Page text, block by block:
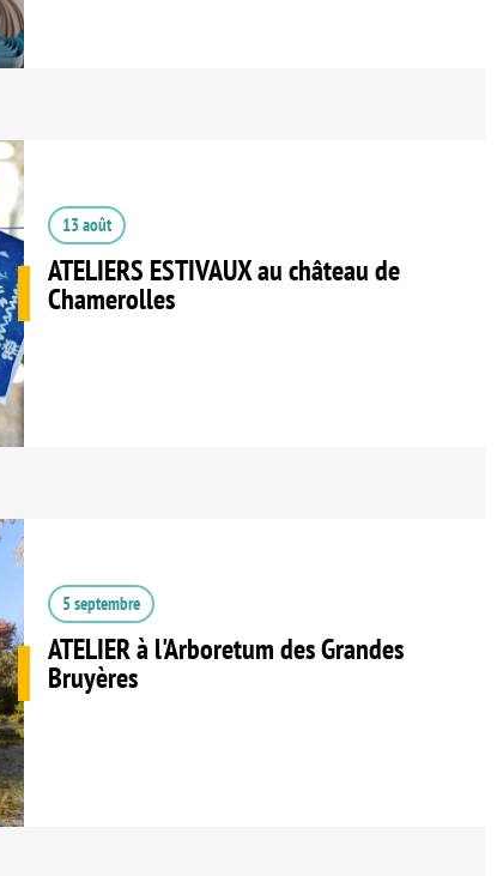
13 août
ATELIERS ESTIVAUX au château de
Chamerolles
5 septembre
ATELIER à l'Arboretum des Grandes
Bruyères